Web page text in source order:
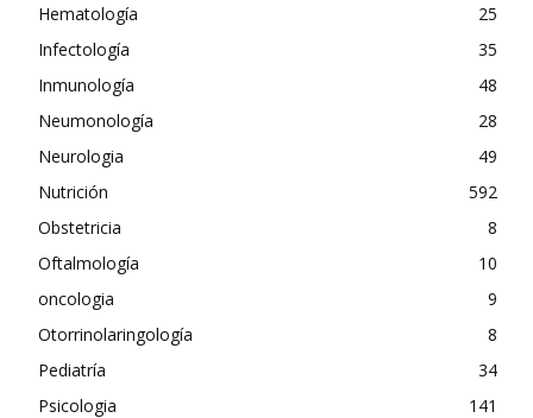
Hematología
25
Infectología
35
Inmunología
48
Neumonología
28
Neurologia
49
Nutrición
592
Obstetricia
8
Oftalmología
10
oncologia
9
Otorrinolaringología
8
Pediatría
34
Psicologia
141